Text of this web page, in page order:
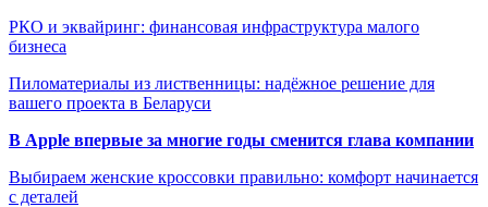
РКО и эквайринг: финансовая инфраструктура малого
бизнеса
Пиломатериалы из лиственницы: надёжное решение для
вашего проекта в Беларуси
В Apple впервые за многие годы сменится глава компании
Выбираем женские кроссовки правильно: комфорт начинается
с деталей